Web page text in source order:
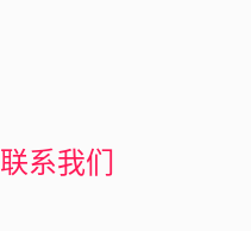
联系我们